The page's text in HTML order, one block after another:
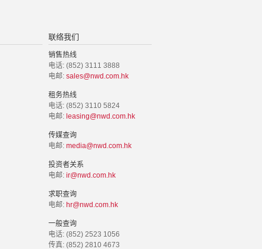
联络我们
销售热线
电话: (852) 3111 3888
电邮: sales@nwd.com.hk
租务热线
电话: (852) 3110 5824
电邮: leasing@nwd.com.hk
传媒查询
电邮: media@nwd.com.hk
投资者关系
电邮: ir@nwd.com.hk
求职查询
电邮: hr@nwd.com.hk
一般查询
电话: (852) 2523 1056
传真: (852) 2810 4673